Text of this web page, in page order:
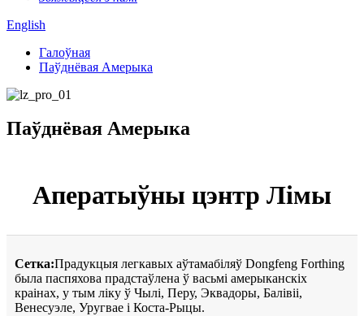
English
Галоўная
Паўднёвая Амерыка
Паўднёвая Амерыка
Аператыўны цэнтр Лімы
Сетка:Прадукцыя легкавых аўтамабіляў Dongfeng Forthing
была паспяхова прадстаўлена ў васьмі амерыканскіх
краінах, у тым ліку ў Чылі, Перу, Эквадоры, Балівіі,
Венесуэле, Уругвае і Коста-Рыцы.